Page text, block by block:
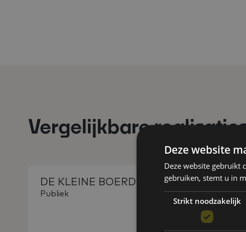
Vergelijkbare
DE KLEINE BOERDERIJ
Publiek
Deze website
Deze website gebruikt
gebruiken, stemt u in
Strikt noodzakelijk